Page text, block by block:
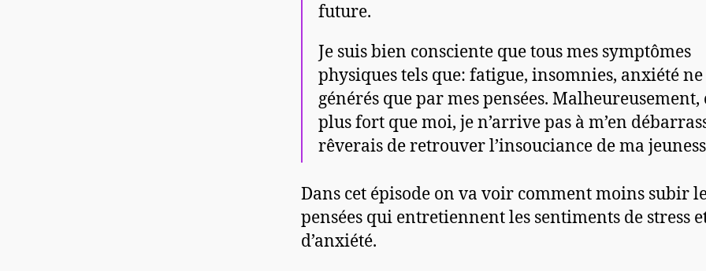
future.
Je suis bien consciente que tous mes symptômes
physiques tels que: fatigue, insomnies, anxiété
générés que par mes pensées. Malheureusement,
plus fort que moi, je n’arrive pas à m’en
rêverais de retrouver l’insouciance de ma
Dans cet épisode on va voir comment moins subir
pensées qui entretiennent les sentiments de stress
d’anxiété.